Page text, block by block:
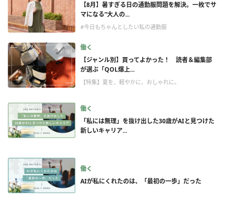
【8月】暑すぎる日の通勤服問題を解決。一枚でサ
マになる“大人の...
#今日もちゃんとしたい私の通勤服
働く
【ジャンル別】買ってよかった！ 読者＆編集部
が選ぶ「QOL爆上...
【特集】夏を、軽やかに、おしゃれに。
働く
「私には無理」を抜け出した30歳がAIと見つけた
新しいキャリア...
働く
AIが私にくれたのは、「最初の一歩」だった